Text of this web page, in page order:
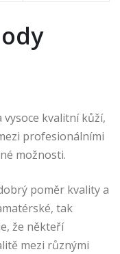
kvalitní kůží,
profesionálními
možnosti.
poměr kvality a
tak
že někteří
mezi různými